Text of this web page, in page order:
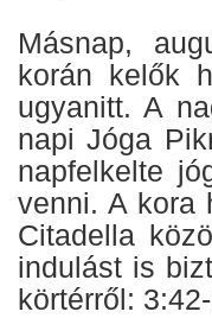
Másnap,
korán kelők
ugyanitt. A
napi Jóga
napfelkelte
venni. A kora
Citadella
indulást is
körtérről: